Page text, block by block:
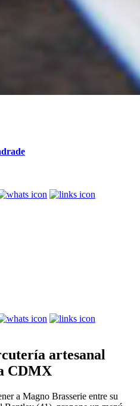
artesanal
CDMX
a Magno Brasserie entre su